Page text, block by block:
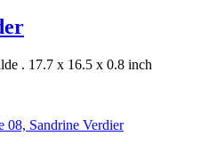
. 17.7 x 16.5 x 0.8 inch